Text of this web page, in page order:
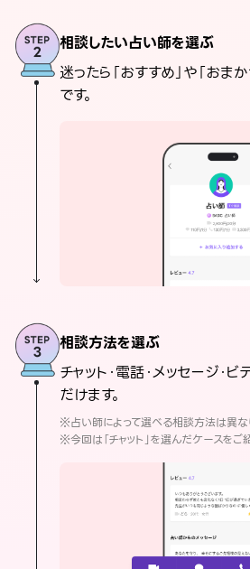
相談したい占い師を選ぶ
迷ったら「おすすめ」や「おま
です。
相談方法を選ぶ
チャット・電話・メッセージ・
だけます。
※占い師によって選べる相談方法は異な
※今回は「チャット」を選んだケースをご